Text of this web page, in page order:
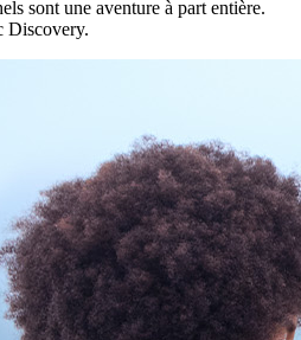
sont une aventure à part entière.
Discovery.